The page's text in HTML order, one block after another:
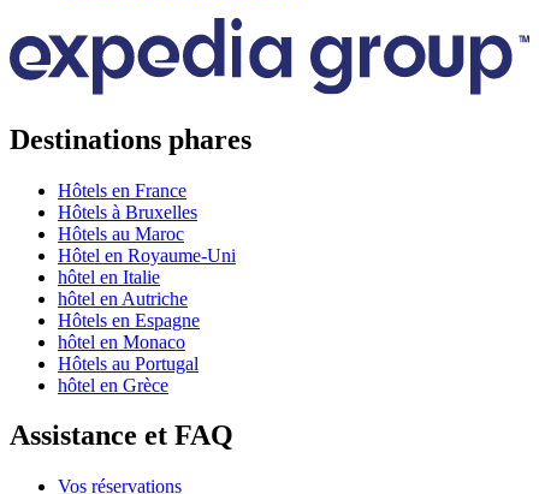
Destinations phares
Hôtels en France
Hôtels à Bruxelles
Hôtels au Maroc
Hôtel en Royaume-Uni
hôtel en Italie
hôtel en Autriche
Hôtels en Espagne
hôtel en Monaco
Hôtels au Portugal
hôtel en Grèce
Assistance et FAQ
Vos réservations